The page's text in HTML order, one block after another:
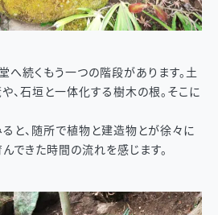
へ続くもう一つの階段があります。土
、石垣と一体化する樹木の根。そこに
と、随所で植物と建造物とが徐々に
できた時間の流れを感じます。